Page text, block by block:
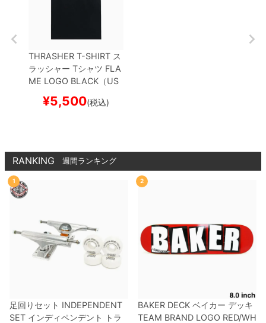
THRASHER T-SHIRT ス
ラッシャー Tシャツ FLA
ME LOGO BLACK（US
スケボー
¥5,500(税込)
RANKING 週間ランキング
1
足回りセット INDEPENDENT
SET インディペンデント
トラ
2
BAKER DECK ベイカー デッキ
TEAM BRAND LOGO RED/WH